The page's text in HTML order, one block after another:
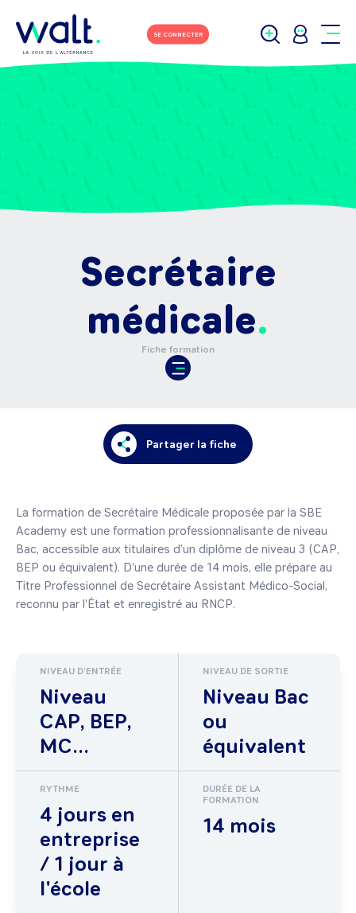
SE CONNECTER
Secrétaire
médicale
Fiche formation
Partager la fiche
La formation de Secrétaire Médicale proposée par la SBE
Academy est une formation professionnalisante de niveau
Bac, accessible aux titulaires d’un diplôme de niveau 3 (CAP,
BEP ou équivalent). D'une durée de 14 mois, elle prépare au
Titre Professionnel de Secrétaire Assistant Médico-Social,
reconnu par l'État et enregistré au RNCP.
NIVEAU D'ENTRÉE
Niveau
CAP, BEP,
MC...
NIVEAU DE SORTIE
Niveau Bac
ou
équivalent
RYTHME
4 jours en
entreprise
/ 1 jour à
l'école
DURÉE DE LA
FORMATION
14 mois